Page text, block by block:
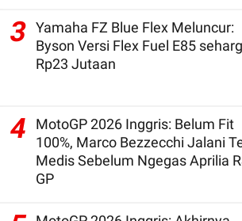
3 Yamaha FZ Blue Flex Meluncur:
Byson Versi Flex Fuel E85
Rp23 Jutaan
4
MotoGP 2026 Inggris: Belum Fit
100%, Marco Bezzecchi Jalani
Medis Sebelum Ngegas Aprilia
GP